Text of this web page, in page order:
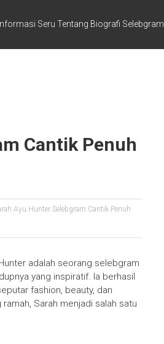
Informasi Seru Tentang Biografi Selebgram
Cantik Penuh
Ayu Hunter Selebgram Cantik Penuh
adalah seorang selebgram
yang inspiratif. Ia berhasil
fashion, beauty, dan
Sarah menjadi salah satu